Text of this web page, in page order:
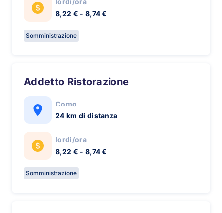
lordi/ora
8,22 € - 8,74 €
Somministrazione
Addetto Ristorazione
Como
24 km di distanza
lordi/ora
8,22 € - 8,74 €
Somministrazione